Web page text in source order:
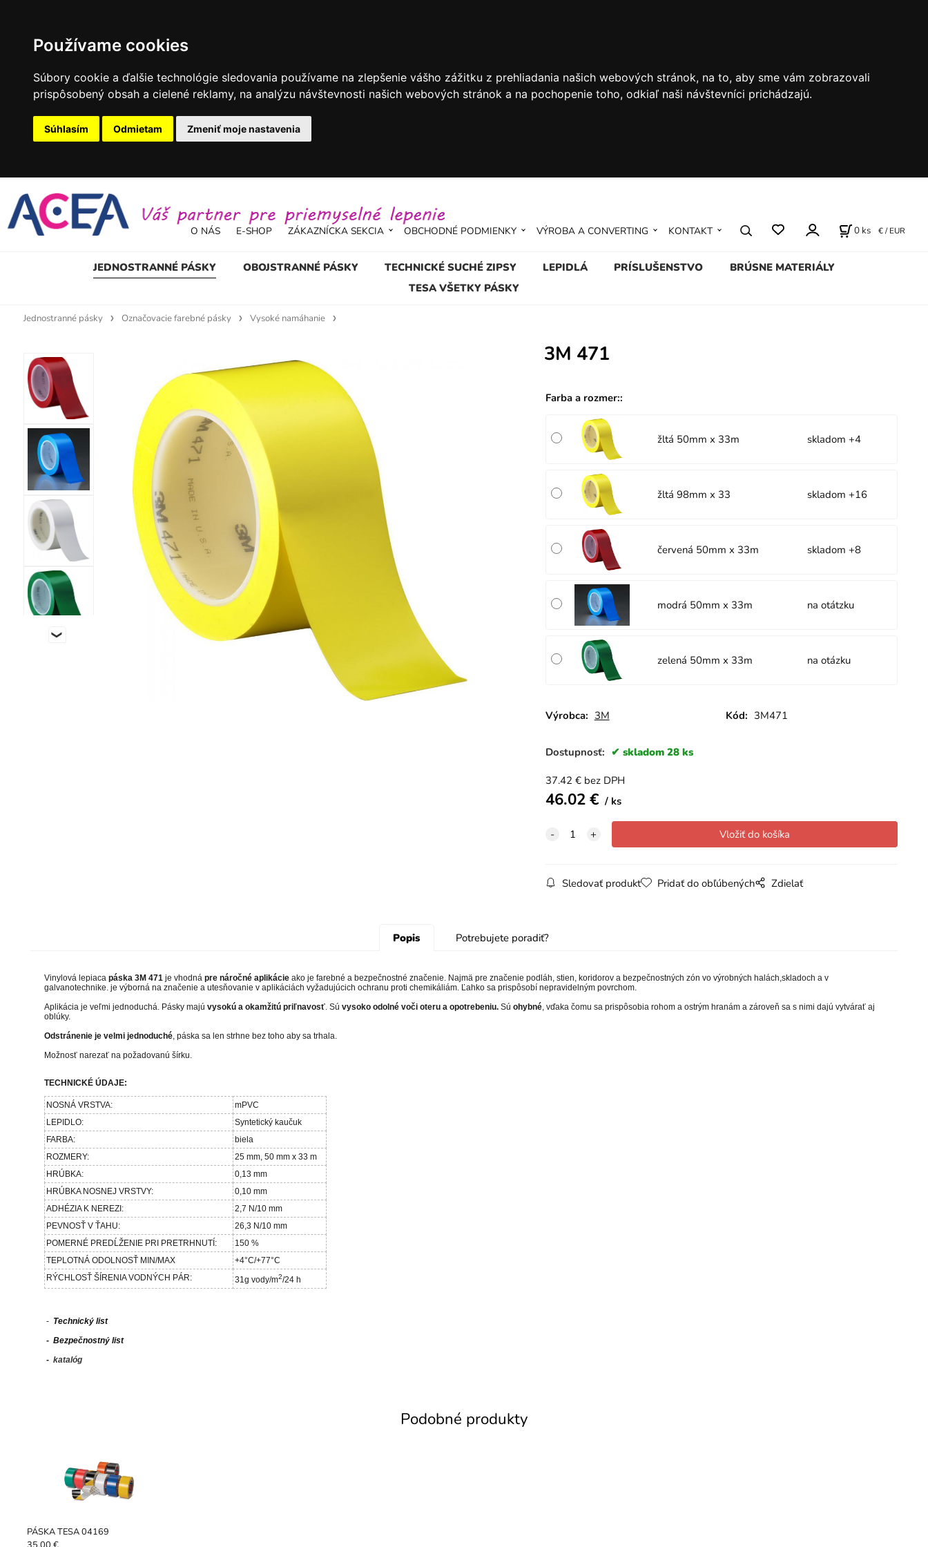
Používame cookies
Súbory cookie a ďalšie technológie sledovania používame na zlepšenie vášho zážitku z prehliadania našich webových stránok, na to, aby sme vám zobrazovali
prispôsobený obsah a cielené reklamy, na analýzu návštevnosti našich webových stránok a na pochopenie toho, odkiaľ naši návštevníci prichádzajú.
Súhlasím Odmietam Zmeniť moje nastavenia
JEDNOSTRANNÉ PÁSKY OBOJSTRANNÉ PÁSKY TECHNICKÉ SUCHÉ ZIPSY LEPIDLÁ PRÍSLUŠENSTVO
BRÚSNE MATERIÁLY
TESA VŠETKY PÁSKY
O NÁS E-SHOP ZÁKAZNÍCKA SEKCIA OBCHODNÉ PODMIENKY VÝROBA A CONVERTING KONTAKT 0 ks € / EUR
Jednostranné pásky Označovacie farebné pásky Vysoké namáhanie
3M 471
Farba a rozmer::
žltá 50mm x 33m skladom +4
žltá 98mm x 33 skladom +16
červená 50mm x 33m skladom +8
modrá 50mm x 33m na otátzku
zelená 50mm x 33m na otázku
Výrobca: 3M Kód: 3M471
Dostupnosť: skladom 28 ks
37.42 € bez DPH
46.02€ ks
Sledovať produkt Pridať do obľúbených Zdielať
Popis Potrebujete poradiť?
Vinylová lepiaca páska 3M 471je vhodná pre náročné aplikácie ako je farebné a bezpečnostné značenie. Najmä pre značenie podláh, stien, koridorov a bezpečnostných zón vo výrobných halách,skladoch a v
galvanotechnike. je výborná na značenie a utesňovanie v aplikáciách vyžadujúcich ochranu proti chemikáliám. Ľahko sa prispôsobí nepravidelným povrchom.
Aplikácia je veľmi jednoduchá. Pásky majú vysokú a okamžitú priľnavosť. Sú vysoko odolné voči oteru a opotrebeniu.Sú ohybné, vďaka čomu sa prispôsobia rohom a ostrým hranám a zároveň sa s nimi dajú vytvárať aj
oblúky.
Odstránenie je velmi jednoduché, páska sa len strhne bez toho aby sa trhala.
Možnosť narezať na požadovanú šírku.
TECHNICKÉ ÚDAJE:
NOSNÁ VRSTVA:
mPVC
LEPIDLO:
Syntetický kaučuk
FARBA:
biela
ROZMERY:
25 mm, 50 mm x 33 m
HRÚBKA:
0,13 mm
HRÚBKA NOSNEJ VRSTVY:
0,10 mm
ADHÉZIA K NEREZI:
2,7 N/10 mm
PEVNOSŤ V ŤAHU:
26,3 N/10 mm
POMERNÉ PREDĹŽENIE PRI PRETRHNUTÍ:
150 %
TEPLOTNÁ ODOLNOSŤ MIN/MAX
+4°C/+77°C
RÝCHLOSŤ ŠÍRENIA VODNÝCH PÁR:
31g vody/m2/24 h
- Technický list
- Bezpečnostný list
- katalóg
Podobné produkty
PÁSKA TESA 04169